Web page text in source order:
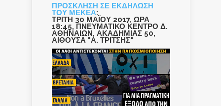
ΠΡΟΣΚΛΗΣΗ ΣΕ ΕΚΔΗΛΩΣΗ
ΤΟΥ ΜΕΚΕΑ:
ΤΡΙΤΗ 30 ΜΑΪΟΥ 2017, ΩΡΑ
18:45, ΠΝΕΥΜΑΤΙΚΟ ΚΕΝΤΡΟ Δ.
ΑΘΗΝΑΙΩΝ, ΑΚΑΔΗΜΙΑΣ 50,
ΑΙΘΟΥΣΑ "Α. ΤΡΙΤΣΗΣ"